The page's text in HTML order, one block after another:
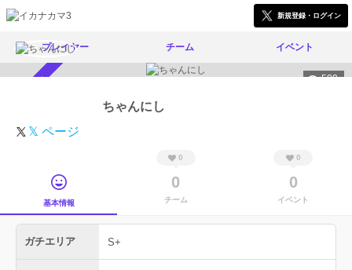
新規登録・ログイン
プレイヤー チーム イベント
509
ちゃんにし
𝕏 ページ
基本情報
0
0
チーム
0
0
イベント
ガチエリア S+